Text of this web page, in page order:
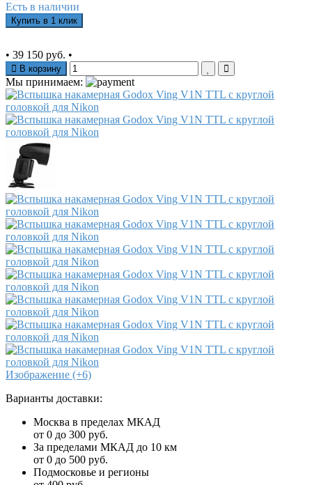
Есть в наличии
Купить в 1 клик
• 39 150 руб. •
В корзину
Мы принимаем:
Изображение (+6)
Варианты доставки:
Москва в пределах МКАД
от 0 до 300 руб.
За пределами МКАД до 10 км
от 0 до 500 руб.
Подмосковье и регионы